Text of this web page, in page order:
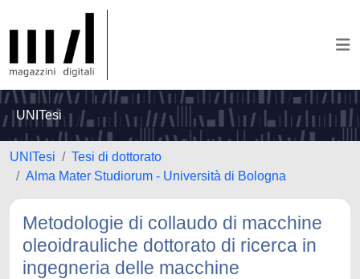
UNITesi
UNITesi
Tesi di dottorato
Alma Mater Studiorum - Università di Bologna
Metodologie di collaudo di macchine
oleoidrauliche dottorato di ricerca in
ingegneria delle macchine